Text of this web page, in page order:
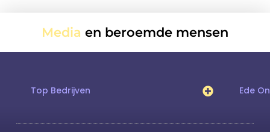
Media en beroemde mensen
Top Bedrijven Ede